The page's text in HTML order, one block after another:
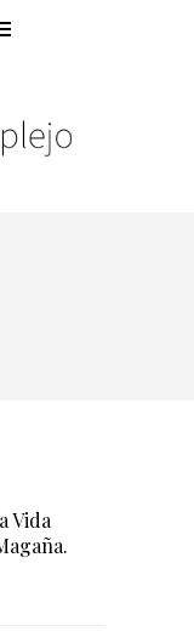
Vida